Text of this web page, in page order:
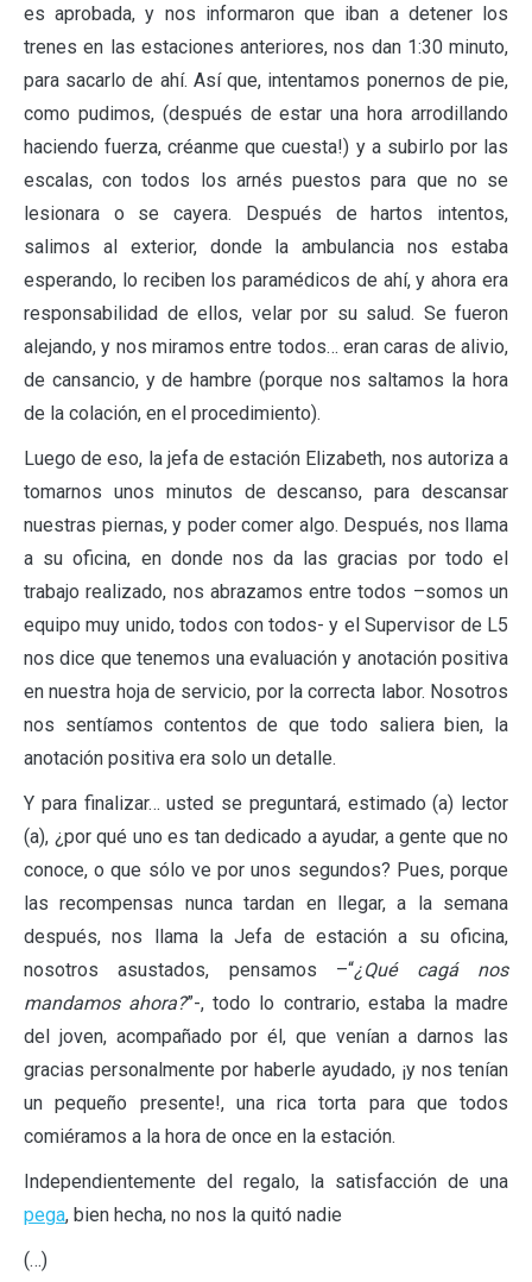
es aprobada, y nos informaron que iban a detener los
trenes en las estaciones anteriores, nos dan 1:30 minuto,
para sacarlo de ahí. Así que, intentamos ponernos de pie,
como pudimos, (después de estar una hora arrodillando
haciendo fuerza, créanme que cuesta!) y a subirlo por las
escalas, con todos los arnés puestos para que no se
lesionara o se cayera. Después de hartos intentos,
salimos al exterior, donde la ambulancia nos estaba
esperando, lo reciben los paramédicos de ahí, y ahora era
responsabilidad de ellos, velar por su salud. Se fueron
alejando, y nos miramos entre todos… eran caras de alivio,
de cansancio, y de hambre (porque nos saltamos la hora
de la colación, en el procedimiento).
Luego de eso, la jefa de estación Elizabeth, nos autoriza a
tomarnos unos minutos de descanso, para descansar
nuestras piernas, y poder comer algo. Después, nos llama
a su oficina, en donde nos da las gracias por todo el
trabajo realizado, nos abrazamos entre todos –somos un
equipo muy unido, todos con todos- y el Supervisor de L5
nos dice que tenemos una evaluación y anotación positiva
en nuestra hoja de servicio, por la correcta labor. Nosotros
nos sentíamos contentos de que todo saliera bien, la
anotación positiva era solo un detalle.
Y para finalizar… usted se preguntará, estimado (a) lector
(a), ¿por qué uno es tan dedicado a ayudar, a gente que no
conoce, o que sólo ve por unos segundos? Pues, porque
las recompensas nunca tardan en llegar, a la semana
después, nos llama la Jefa de estación a su oficina,
nosotros asustados, pensamos –“¿Qué cagá nos
mandamos ahora?”-, todo lo contrario, estaba la madre
del joven, acompañado por él, que venían a darnos las
gracias personalmente por haberle ayudado, ¡y nos tenían
un pequeño presente!, una rica torta para que todos
comiéramos a la hora de once en la estación.
Independientemente del regalo, la satisfacción de una
pega, bien hecha, no nos la quitó nadie
(…)